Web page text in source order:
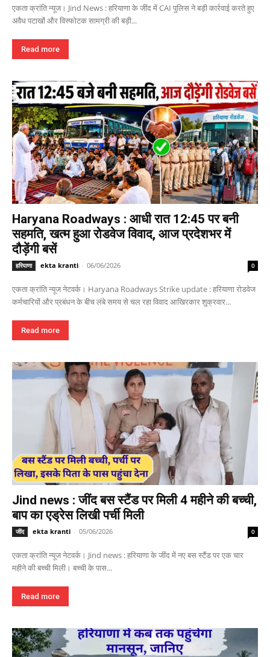
एकता क्रांति न्यूज। Jind News : हरियाणा के जींद में CAI पुलिस ने बड़ी कार्रवाई करते हुए
अवैध पटाखों और विस्फोटक सामग्री की बड़ी...
Read more
Haryana Roadways : आधी रात 12:45 पर बनी
सहमति, खत्म हुआ रोडवेज विवाद, आज प्रदेशभर में
दौड़ेंगी बसें
हरियाणा ekta kranti - 06/06/2026 0
एकता क्रांति न्यूज नेटवर्क। Haryana Roadways Strike update : हरियाणा रोडवेज
कर्मचारियों और प्रबंधन के बीच लंबे समय से चल रहा विवाद आखिरकार शुक्रवार...
Read more
Jind news : जींद बस स्टैंड पर मिली 4 महीने की बच्ची,
बाप का एड्रेस लिखी पर्ची मिली
जींद ekta kranti - 05/06/2026 0
एकता क्रांति न्यूज नेटवर्क। Jind news : हरियाणा के जींद में नए बस स्टैंड पर एक चार
महीने की बच्ची मिली। बच्ची के पास...
Read more